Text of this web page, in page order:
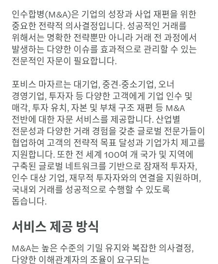
인수합병(M&A)은 기업의 성장과 사업 재편을 위한
중요한 전략적 의사결정입니다. 성공적인 거래를
위해서는 명확한 전략뿐만 아니라 거래 전 과정에서
발생하는 다양한 이슈를 효과적으로 관리할 수 있는
전문적인 자문이 필요합니다.
포비스 마자르는 대기업, 중견·중소기업, 오너
경영기업, 투자자 등 다양한 고객에게 기업 인수 및
매각, 투자 유치, 자본 및 부채 구조 재편 등 M&A
전반에 대한 자문 서비스를 제공합니다. 산업별
전문성과 다양한 거래 경험을 갖춘 글로벌 전문가들이
협업하여 고객의 전략적 목표 달성과 기업가치 제고를
지원합니다. 또한 전 세계 100여 개 국가 및 지역에
구축된 글로벌 네트워크를 기반으로 잠재적 투자자,
인수 대상 기업, 재무적 투자자와의 연결을 지원하며,
국내외 거래를 성공적으로 수행할 수 있도록
돕습니다.
서비스 제공 방식
M&A는 높은 수준의 기밀 유지와 복잡한 의사결정,
다양한 이해관계자의 조율이 요구되는